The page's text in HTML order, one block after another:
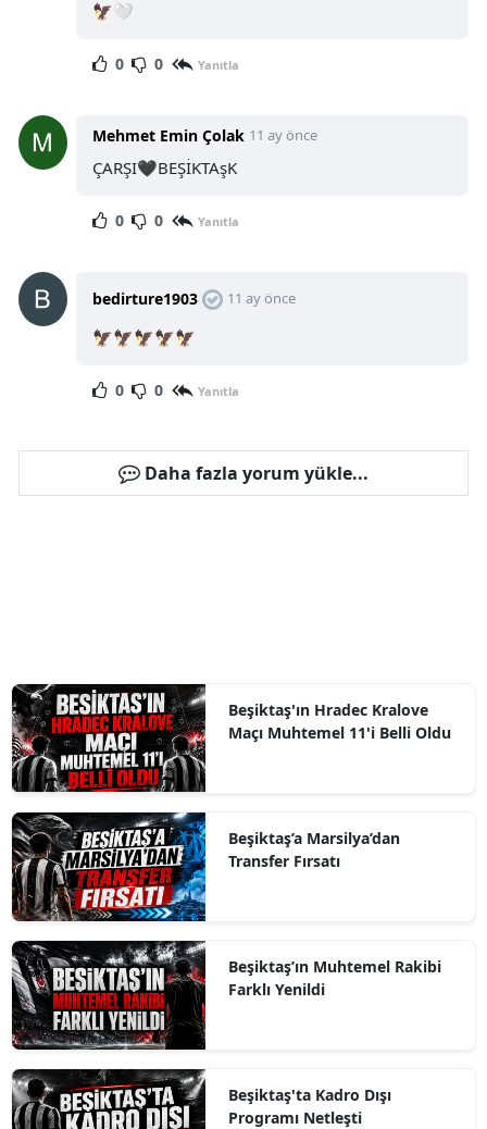
🦅🤍
0 0 Yanıtla
Mehmet Emin Çolak 11 ay önce
ÇARŞI🖤BEŞİKTAşK
0 0 Yanıtla
bedirture1903 11 ay önce
🦅🦅🦅🦅🦅
0 0 Yanıtla
Daha fazla yorum yükle...
Beşiktaş'ın Hradec Kralove
Maçı Muhtemel 11'i Belli Oldu
Beşiktaş’a Marsilya’dan
Transfer Fırsatı
Beşiktaş’ın Muhtemel Rakibi
Farklı Yenildi
Beşiktaş'ta Kadro Dışı
Programı Netleşti